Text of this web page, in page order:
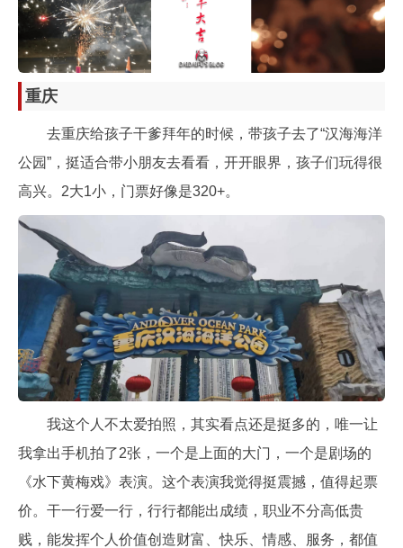
重庆
去重庆给孩子干爹拜年的时候，带孩子去了“汉海海洋
公园”，挺适合带小朋友去看看，开开眼界，孩子们玩得很
高兴。2大1小，门票好像是320+。
我这个人不太爱拍照，其实看点还是挺多的，唯一让
我拿出手机拍了2张，一个是上面的大门，一个是剧场的
《水下黄梅戏》表演。这个表演我觉得挺震撼，值得起票
价。干一行爱一行，行行都能出成绩，职业不分高低贵
贱，能发挥个人价值创造财富、快乐、情感、服务，都值